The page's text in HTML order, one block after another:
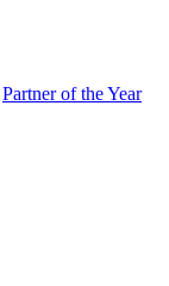
Partner of the Year